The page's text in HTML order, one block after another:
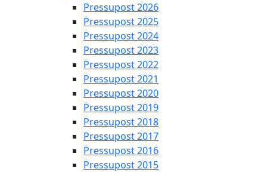
Pressupost 2026
Pressupost 2025
Pressupost 2024
Pressupost 2023
Pressupost 2022
Pressupost 2021
Pressupost 2020
Pressupost 2019
Pressupost 2018
Pressupost 2017
Pressupost 2016
Pressupost 2015